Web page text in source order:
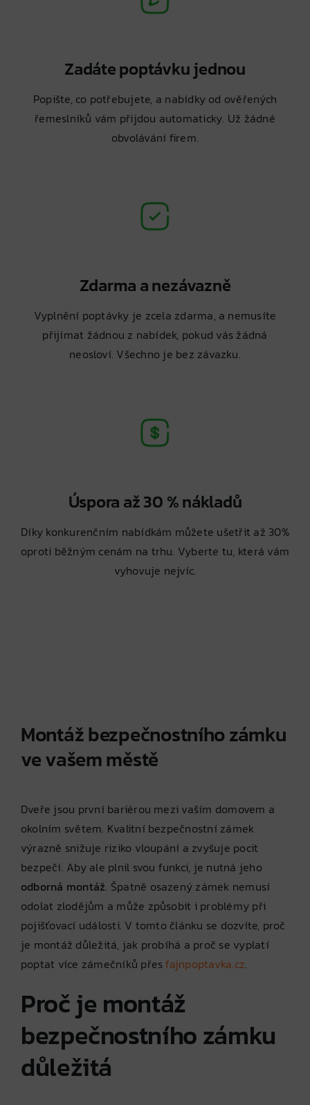
Zadáte poptávku jednou
Popište, co potřebujete, a nabídky od ověřených
řemeslníků vám přijdou automaticky. Už žádné
obvolávání firem.
Zdarma a nezávazně
Vyplnění poptávky je zcela zdarma, a nemusíte
přijímat žádnou z nabídek, pokud vás žádná
neosloví. Všechno je bez závazku.
Úspora až 30 % nákladů
Díky konkurenčním nabídkám můžete ušetřit až 30%
oproti běžným cenám na trhu. Vyberte tu, která vám
vyhovuje nejvíc.
Montáž bezpečnostního zámku
ve vašem městě
Dveře jsou první bariérou mezi vaším domovem a
okolním světem. Kvalitní bezpečnostní zámek
výrazně snižuje riziko vloupání a zvyšuje pocit
bezpečí. Aby ale plnil svou funkci, je nutná jeho
odborná montáž. Špatně osazený zámek nemusí
odolat zlodějům a může způsobit i problémy při
pojišťovací události. V tomto článku se dozvíte, proč
je montáž důležitá, jak probíhá a proč se vyplatí
poptat více zámečníků přesfajnpoptavka.cz.
Proč je montáž
bezpečnostního zámku
důležitá